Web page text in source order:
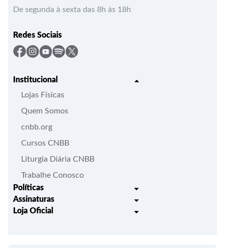
De segunda à sexta das 8h às 18h
Redes Sociais
Institucional
Lojas Físicas
Quem Somos
cnbb.org
Cursos CNBB
Liturgia Diária CNBB
Trabalhe Conosco
Políticas
Trocas e Devoluções
Assinaturas
Liturgia Igreja em Oração
Loja Oficial